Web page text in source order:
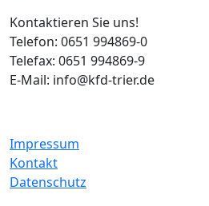
Kontaktieren Sie uns!
Telefon: 0651 994869-0
Telefax: 0651 994869-9
E-Mail: info@kfd-trier.de
Impressum
Kontakt
Datenschutz